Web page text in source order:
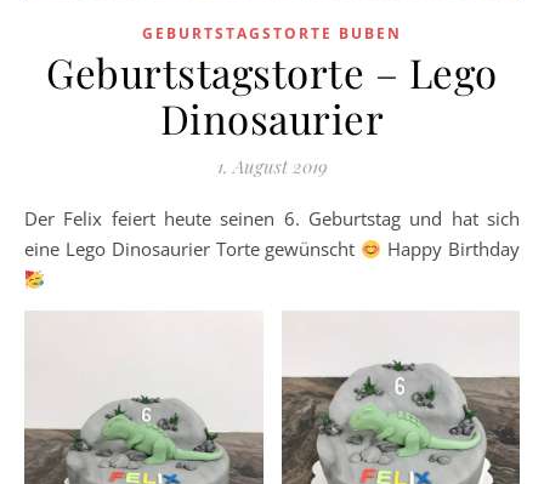
GEBURTSTAGSTORTE BUBEN
Geburtstagstorte – Lego
Dinosaurier
1. August 2019
Der Felix feiert heute seinen 6. Geburtstag und hat sich
eine Lego Dinosaurier Torte gewünscht
Happy Birthday